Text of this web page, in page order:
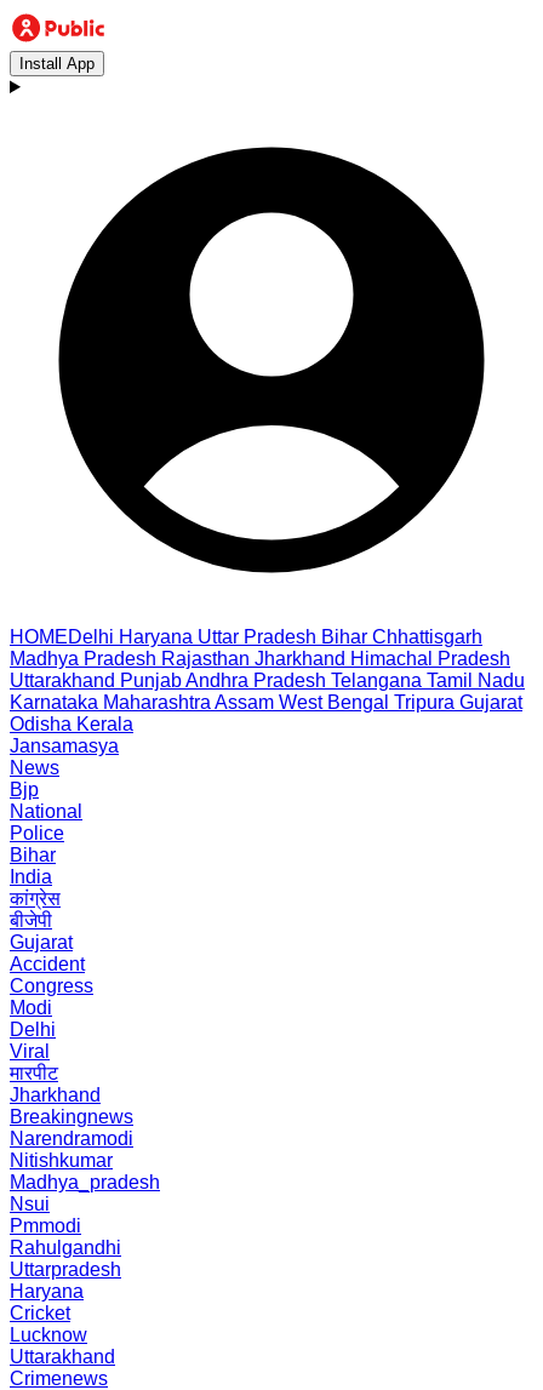
Install App
HOMEDelhi Haryana Uttar Pradesh Bihar Chhattisgarh
Madhya Pradesh Rajasthan Jharkhand Himachal Pradesh
Uttarakhand PunjabAndhra Pradesh Telangana Tamil Nadu
Karnataka Maharashtra Assam West Bengal Tripura Gujarat
Odisha Kerala
Jansamasya
News
Bjp
National
Police
Bihar
India
कांग्रेस
बीजेपी
Gujarat
Accident
Congress
Modi
Delhi
Viral
मारपीट
Jharkhand
Breakingnews
Narendramodi
Nitishkumar
Madhya_pradesh
Nsui
Pmmodi
Rahulgandhi
Uttarpradesh
Haryana
Cricket
Lucknow
Uttarakhand
Crimenews